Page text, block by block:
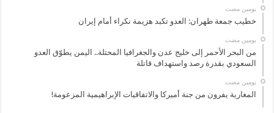
‏يومين مضت
خطيب جمعة طهران: العدو تكبد هزيمة نكراء أمام إيران
‏يومين مضت
من البحر الأحمر إلى خليج عدن والجغرافيا المحتلة.. اليمن يطوّق العدو
السعودي بقدرة رصد واستهداف قاتلة
‏يومين مضت
المغاربة يفرون من جنة أميركا والاتفاقيات الإبراهيمية المزعومة!